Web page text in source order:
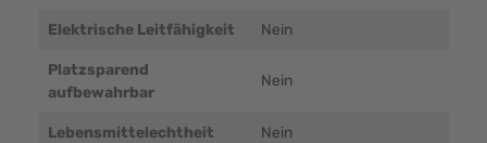
Elektrische Leitfähigkeit Nein
Platzsparend
aufbewahrbar
Nein
Lebensmittelechtheit Nein